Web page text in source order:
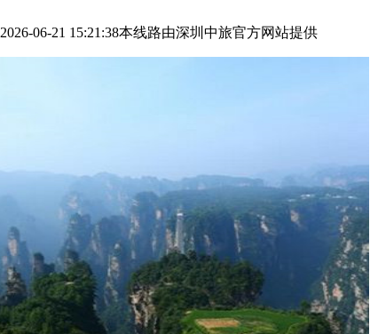
2026-06-21 15:21:38本线路由深圳中旅官方网站提供